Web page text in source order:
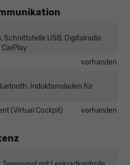
Schnittstelle USB, Digitalradio
CarPlay
vorhanden
Induktionsladen für
(Virtual Cockpit)
vorhanden